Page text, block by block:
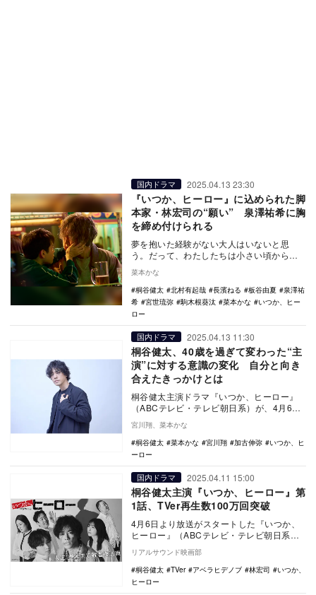
国内ドラマ 2025.04.13 23:30
『いつか、ヒーロー』に込められた脚
本家・林宏司の“願い” 泉澤祐希に胸
を締め付けられる
夢を抱いた経験がない大人はいないと思
う。だって、わたしたちは小さい頃から幾
んですか？」と。…
菜本かな
桐谷健太
北村有起哉 長濱ねる 板谷由夏
泉澤祐
希
宮世琉弥 駒木根葵汰 菜本かな
いつか、ヒー
ロー
国内ドラマ 2025.04.13 11:30
桐谷健太、40歳を過ぎて変わった“主
演”に対する意識の変化 自分と向き
合えたきっかけとは
桐谷健太主演ドラマ『いつか、ヒーロー』
（ABCテレビ・テレビ朝日系）が、4月6日
よりスタートした。本作は、20年消息不明
だった謎…
宮川翔、菜本かな
桐谷健太
菜本かな 宮川翔 加古伸弥
いつか、ヒ
ーロー
国内ドラマ 2025.04.11 15:00
桐谷健太主演『いつか、ヒーロー』第
1話、TVer再生数100万回突破
4月6日より放送がスタートした『いつか、
ヒーロー』（ABCテレビ・テレビ朝日系）
第1話のTVer再生数が100万回を突破した。
（…
リアルサウンド映画部
桐谷健太
TVer アベラヒデノブ 林宏司
いつか、
ヒーロー